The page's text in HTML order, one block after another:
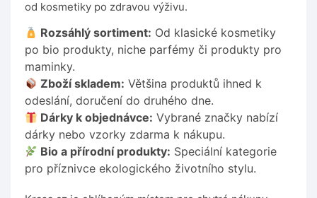
od kosmetiky po zdravou výživu.
Rozsáhlý sortiment: Od klasické kosmetiky
po bio produkty, niche parfémy či produkty pro
maminky.
Zboží skladem: Většina produktů ihned k
odeslání, doručení do druhého dne.
Dárky k objednávce: Vybrané značky nabízí
dárky nebo vzorky zdarma k nákupu.
Bio a přírodní produkty: Speciální kategorie
pro příznivce ekologického životního stylu.